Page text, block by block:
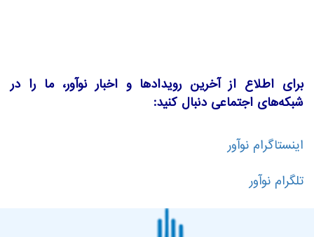
برای اطلاع از آخرین رویدادها و اخبار نوآور، ما را در
شبکه‌های اجتماعی دنبال کنید:
اینستاگرام نوآور
تلگرام نوآور